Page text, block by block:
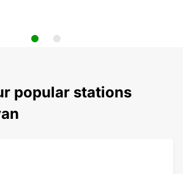
popular stations